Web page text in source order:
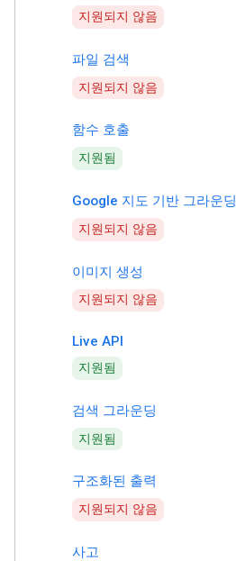
지원되지 않음
파일 검색
지원되지 않음
함수 호출
지원됨
Google 지도 기반 그라운딩
지원되지 않음
이미지 생성
지원되지 않음
Live API
지원됨
검색 그라운딩
지원됨
구조화된 출력
지원되지 않음
사고